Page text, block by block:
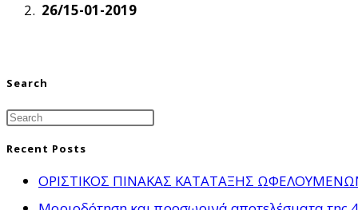
26/15-01-2019
Search
Recent Posts
ΟΡΙΣΤΙΚΟΣ ΠΙΝΑΚΑΣ ΚΑΤΑΤΑΞΗΣ